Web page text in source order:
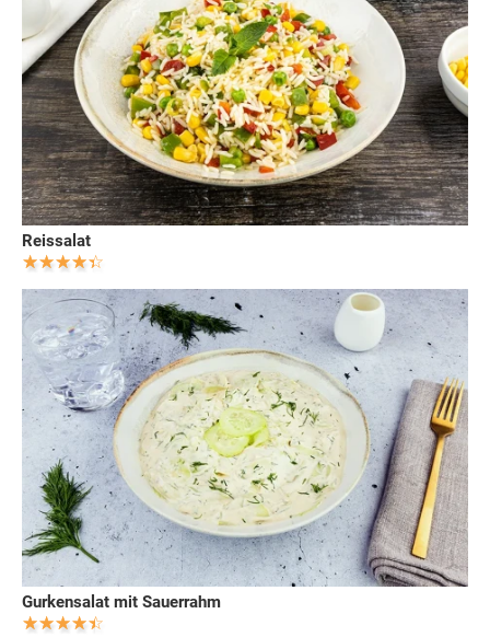
Reissalat
Gurkensalat mit Sauerrahm